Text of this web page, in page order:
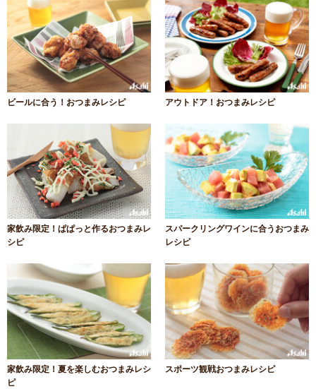
ビールに合う！おつまみレシピ アウトドア！おつまみレシピ
家飲み限定！ぱぱっと作るおつまみレ
シピ
スパークリングワインに合うおつまみ
レシピ
家飲み限定！夏を楽しむおつまみレシ
ピ
スポーツ観戦おつまみレシピ